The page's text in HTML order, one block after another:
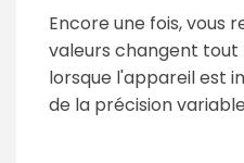
Encore une fois, vous
valeurs changent
lorsque l'appareil est
de la précision